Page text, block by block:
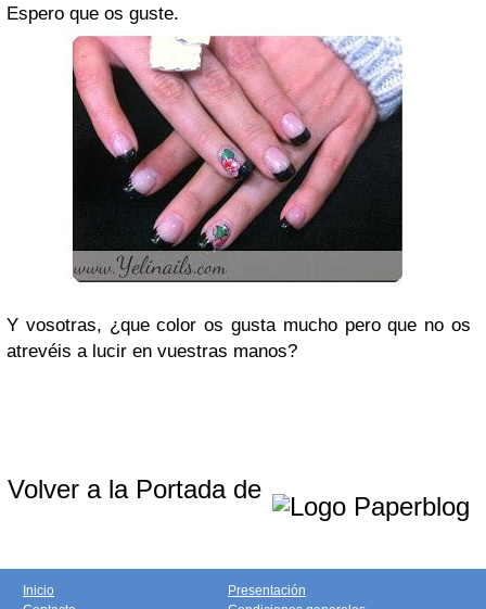
Espero que os guste.
Y vosotras, ¿que color os gusta mucho pero que no os
atrevéis a lucir en vuestras manos?
Volver a la Portada de
Inicio
Presentación